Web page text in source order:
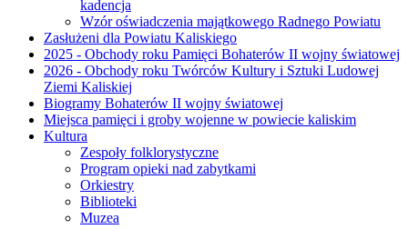
kadencja
Wzór oświadczenia majątkowego Radnego Powiatu
Zasłużeni dla Powiatu Kaliskiego
2025 - Obchody roku Pamięci Bohaterów II wojny światowej
2026 - Obchody roku Twórców Kultury i Sztuki Ludowej
Ziemi Kaliskiej
Biogramy Bohaterów II wojny światowej
Miejsca pamięci i groby wojenne w powiecie kaliskim
Kultura
Zespoły folklorystyczne
Program opieki nad zabytkami
Orkiestry
Biblioteki
Muzea